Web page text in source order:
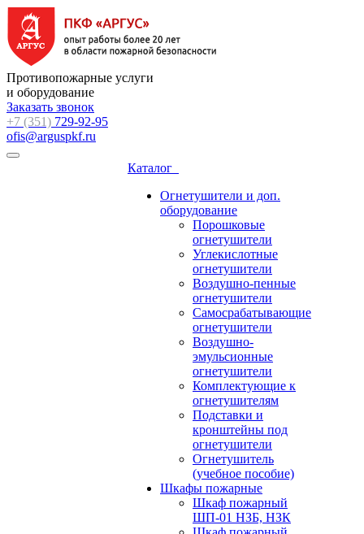
Противопожарные услуги
и оборудование
Заказать звонок
+7 (351) 729-92-95
ofis@arguspkf.ru
Каталог
Огнетушители и доп.
оборудование
Порошковые
огнетушители
Углекислотные
огнетушители
Воздушно-пенные
огнетушители
Самосрабатывающие
огнетушители
Воздушно-
эмульсионные
огнетушители
Комплектующие к
огнетушителям
Подставки и
кронштейны под
огнетушители
Огнетушитель
(учебное пособие)
Шкафы пожарные
Шкаф пожарный
ШП-01 НЗБ, НЗК